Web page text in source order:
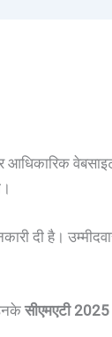
आधिकारिक
दी है।
सीएमएटी 2025